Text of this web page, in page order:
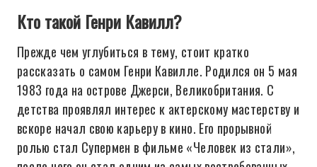
Кто такой Генри Кавилл?
Прежде чем углубиться в тему, стоит кратко
рассказать о самом Генри Кавилле. Родился он 5 мая
1983 года на острове Джерси, Великобритания. С
детства проявлял интерес к актерскому мастерству и
вскоре начал свою карьеру в кино. Его прорывной
ролью стал Супермен в фильме «Человек из стали»,